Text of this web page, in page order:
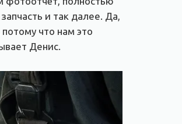
и так далее. Да,
что нам это
Денис.